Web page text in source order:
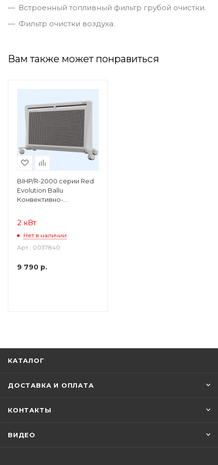
Встроенный топливный фильтр грубой очистки.
Фильтр очистки воздуха.
Вам также может понравиться
BIHP/R-2000 серии Red
Evolution Ballu
Конвективно-
2 кВт
Нет в наличии
Арт.: 0037840
9 790 р.
КАТАЛОГ
ДОСТАВКА И ОПЛАТА
КОНТАКТЫ
ВИДЕО